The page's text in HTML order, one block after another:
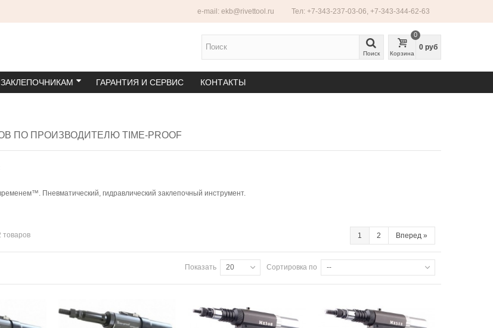
Тел: +7-343-237-03-06, +7-343-344-62-63
e-mail: ekb@rivettool.ru
Поиск Корзина
0
0 руб
ГАРАНТИЯ И СЕРВИС КОНТАКТЫ
ПО ПРОИЗВОДИТЕЛЮ TIME-PROOF
Пневматический, гидравлический заклепочный инструмент.
1 2 Вперед »
товаров
Сортировка по --
Показать 20